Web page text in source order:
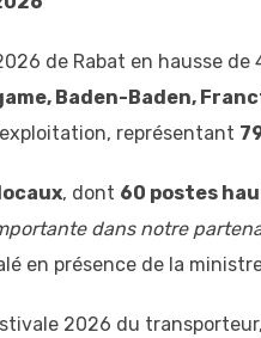
de Rabat en hausse de
Baden-Baden,
représentant
, dont 60 postes
dans notre
en présence de la
2026 du